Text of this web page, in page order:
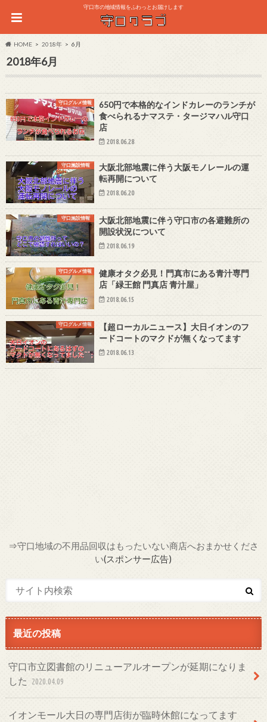
守口市の地域情報をふわっとお届けします
HOME 2018年 6月
2018年6月
守口グルメ情報
650円で本格的なインドカレーのランチが
食べられるナマステ・タージマハル守口
店
2018.06.28
守口施設情報
大阪北部地震に伴う大阪モノレールの運
転再開について
2018.06.20
守口施設情報
大阪北部地震に伴う守口市の各避難所の
開設状況について
2018.06.19
守口グルメ情報
健康オタク必見！門真市にある青汁専門
店「緑王館 門真店 青汁屋」
2018.06.15
守口グルメ情報
【超ローカルニュース】大日イオンのフ
ードコートのマクドが無くなってます
2018.06.13
⇒守口地域の不用品回収はもったいない商店へおまかせくださ
い(スポンサー広告)
最近の投稿
守口市立図書館のリニューアルオープンが延期になりま
した
2020.04.09
イオンモール大日の専門店街が臨時休館になってます